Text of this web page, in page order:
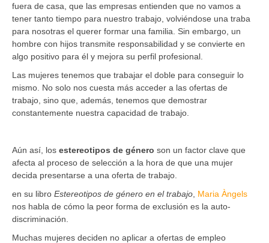
fuera de casa, que las empresas entienden que no vamos a
tener tanto tiempo para nuestro trabajo, volviéndose una traba
para nosotras el querer formar una familia. Sin embargo, un
hombre con hijos transmite responsabilidad y se convierte en
algo positivo para él y mejora su perfil profesional.
Las mujeres tenemos que trabajar el doble para conseguir lo
mismo. No solo nos cuesta más acceder a las ofertas de
trabajo, sino que, además, tenemos que demostrar
constantemente nuestra capacidad de trabajo.
Aún así, los estereotipos de género son un factor clave que
afecta al proceso de selección a la hora de que una mujer
decida presentarse a una oferta de trabajo.
en su libro Estereotipos de género en el trabajo Maria Àngels
nos habla de cómo la peor forma de exclusión es la auto-
discriminación.
Muchas mujeres deciden no aplicar a ofertas de empleo